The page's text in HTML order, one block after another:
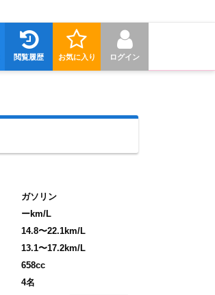
ログイン
お気に入り
閲覧履歴
ガソリン
ーkm/L
14.8〜22.1km/L
13.1〜17.2km/L
658cc
4名